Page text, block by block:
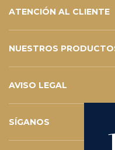
ATENCIÓN AL CLIENTE
CONTACTOS
SERVICIOS DE TIENDA
FAQ – SUS PREGUNTAS
SUSCRÍBETE AL
NUESTROS
ESHOP
CATÁLOGO
AVISO LEGAL
POLÍTICA DE
WHISTLEBLOWING
POLÍTICA DE COOKIES
TÉRMINOS Y
D.LGS 231/2001
SOLICITUD DE
SÍGANOS
INSTAGRAM
FACEBOOK
LINKEDIN
YOUTUBE